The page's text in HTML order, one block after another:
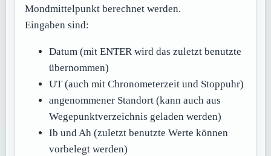
Mondmittelpunkt berechnet werden.
Eingaben sind:
Datum (mit ENTER wird das zuletzt benutzte
übernommen)
UT (auch mit Chronometerzeit und Stoppuhr)
angenommener Standort (kann auch aus
Wegepunktverzeichnis geladen werden)
Ib und Ah (zuletzt benutzte Werte können
vorbelegt werden)